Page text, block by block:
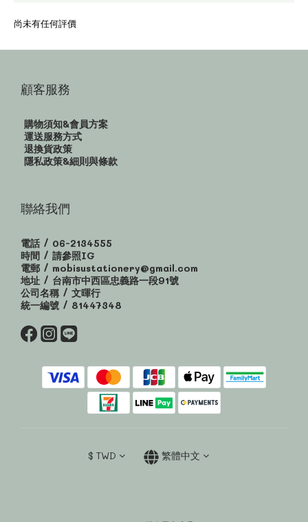
尚未有任何評價
顧客服務
購物須知&會員方案
運送服務方式
退換貨政策
隱私政策&細則與條款
聯絡我們
電話 / 06-2134555
時間 / 請參照IG
電郵 / mobisustationery@gmail.com
地址 / 台南市中西區忠義路一段91號
公司名稱 / 文暉行
統一編號 / 81447348
$ TWD 繁體中文